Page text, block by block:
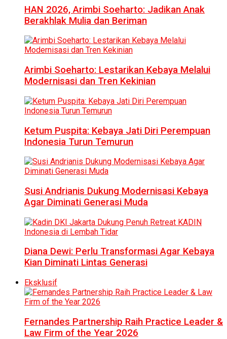
HAN 2026, Arimbi Soeharto: Jadikan Anak
Berakhlak Mulia dan Beriman
Arimbi Soeharto: Lestarikan Kebaya Melalui
Modernisasi dan Tren Kekinian
Ketum Puspita: Kebaya Jati Diri Perempuan
Indonesia Turun Temurun
Susi Andrianis Dukung Modernisasi Kebaya
Agar Diminati Generasi Muda
Diana Dewi: Perlu Transformasi Agar Kebaya
Kian Diminati Lintas Generasi
Eksklusif
Fernandes Partnership Raih Practice Leader &
Law Firm of the Year 2026